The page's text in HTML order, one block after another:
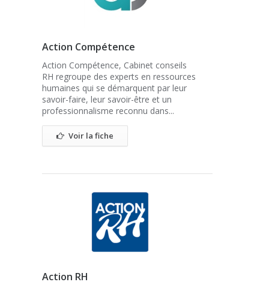
Action Compétence
Action Compétence, Cabinet conseils
RH regroupe des experts en ressources
humaines qui se démarquent par leur
savoir-faire, leur savoir-être et un
professionnalisme reconnu dans...
Voir la fiche
Action RH